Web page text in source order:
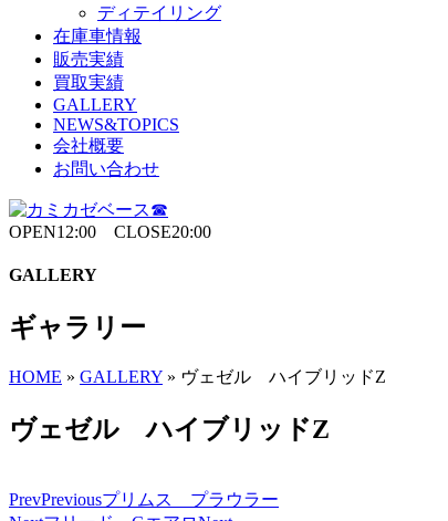
ディテイリング
在庫車情報
販売実績
買取実績
GALLERY
NEWS&TOPICS
会社概要
お問い合わせ
OPEN12:00 CLOSE20:00
GALLERY
ギャラリー
HOME » GALLERY » ヴェゼル ハイブリッドZ
ヴェゼル ハイブリッドZ
PrevPreviousプリムス プラウラー